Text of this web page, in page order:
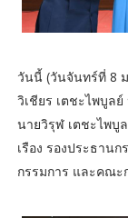
วันนี้ (วันจันทร์ที่ 8
วิเชียร เตชะไพบูล
นายวิรุฬ เตชะไพบู
เรือง รองประธาน
กรรมการ และคณะ